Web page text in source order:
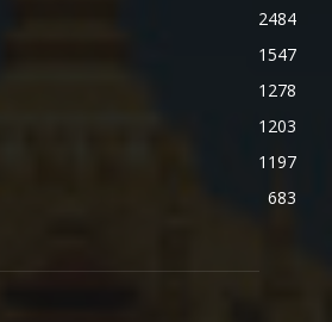
2484
1547
1278
1203
1197
683